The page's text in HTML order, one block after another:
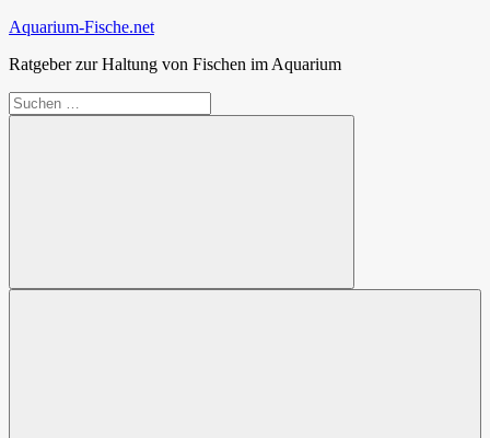
Zum
springen
Aquarium-Fische.net
Ratgeber zur Haltung von Fischen im Aquarium
Suchen
nach:
Suchen